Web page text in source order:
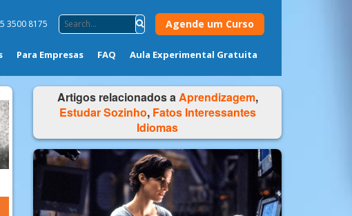
3500 8175 Agende um Curso
Para Empresas FAQ Aula Experimental Gratuita
Artigos relacionados aAprendizagem,
Estudar Sozinho, Fatos Interessantes
Idiomas